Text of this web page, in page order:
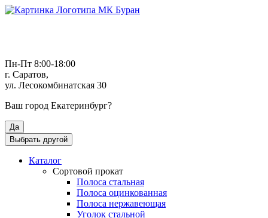
Пн-Пт 8:00-18:00
г. Саратов,
ул. Лесокомбинатская 30
Ваш город Екатеринбург?
Да
Выбрать другой
Каталог
Сортовой прокат
Полоса стальная
Полоса оцинкованная
Полоса нержавеющая
Уголок стальной